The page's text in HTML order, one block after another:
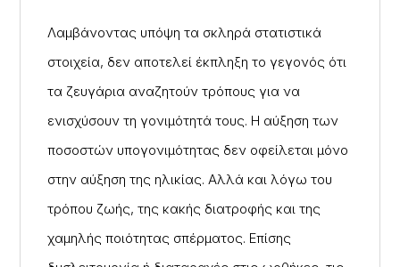
Λαμβάνοντας υπόψη τα σκληρά στατιστικά
στοιχεία, δεν αποτελεί έκπληξη το γεγονός ότι
τα ζευγάρια αναζητούν τρόπους για να
ενισχύσουν τη γονιμότητά τους. Η αύξηση των
ποσοστών υπογονιμότητας δεν οφείλεται μόνο
στην αύξηση της ηλικίας. Αλλά και λόγω του
τρόπου ζωής, της κακής διατροφής και της
χαμηλής ποιότητας σπέρματος. Επίσης